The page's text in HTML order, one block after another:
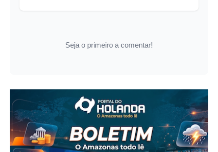
Seja o primeiro a comentar!